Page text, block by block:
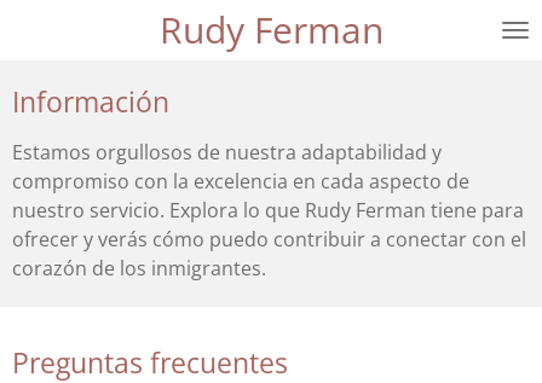
principal
Rudy Ferman
Información
Estamos orgullosos de nuestra adaptabilidad y
compromiso con la excelencia en cada aspecto de
nuestro servicio. Explora lo que Rudy Ferman tiene para
ofrecer y verás cómo puedo contribuir a conectar con el
corazón de los inmigrantes.
Preguntas frecuentes